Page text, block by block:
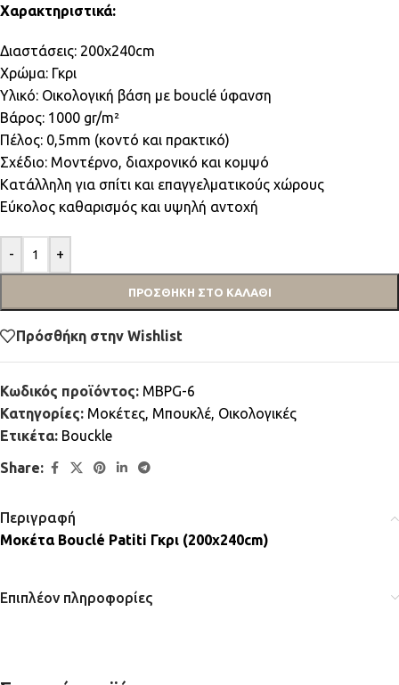
Χαρακτηριστικά:
Διαστάσεις: 200x240cm
Χρώμα: Γκρι
Υλικό: Οικολογική βάση με bouclé ύφανση
Βάρος: 1000 gr/m²
Πέλος: 0,5mm (κοντό και πρακτικό)
Σχέδιο: Μοντέρνο, διαχρονικό και κομψό
Κατάλληλη για σπίτι και επαγγελματικούς χώρους
Εύκολος καθαρισμός και υψηλή αντοχή
- +
ΠΡΟΣΘΉΚΗ ΣΤΟ ΚΑΛΆΘΙ
Πρόσθήκη στην Wishlist
Κωδικός προϊόντος: MBPG-6
Κατηγορίες: Μοκέτες, Μπουκλέ, Οικολογικές
Ετικέτα: Bouckle
Share:
Περιγραφή
Μοκέτα Bouclé Patiti Γκρι (200x240cm)
Επιπλέον πληροφορίες